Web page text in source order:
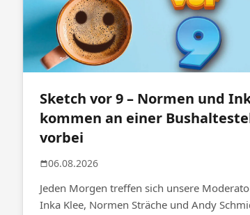
Sketch vor 9 – Normen und
kommen an einer
vorbei
06.08.2026
Jeden Morgen treffen sich unsere
Inka Klee, Normen Sträche und Andy